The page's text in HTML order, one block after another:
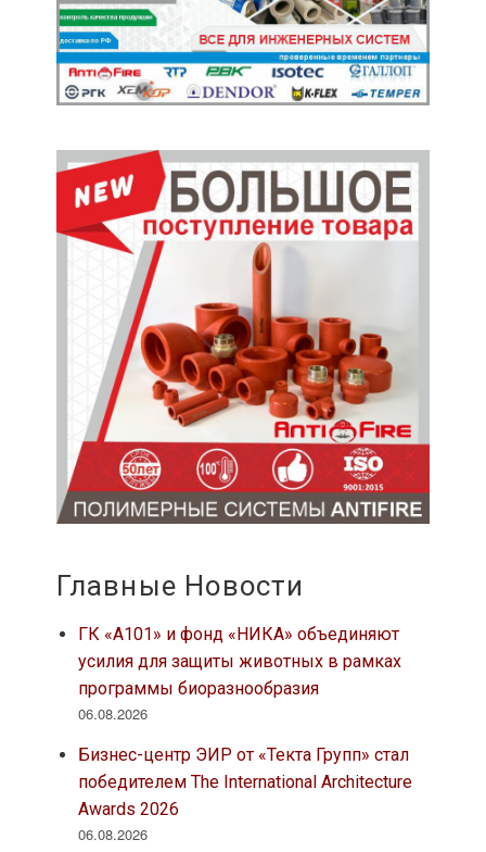
Главные Новости
ГК «А101» и фонд «НИКА» объединяют
усилия для защиты животных в рамках
программы биоразнообразия
06.08.2026
Бизнес-центр ЭИР от «Текта Групп» стал
победителем The International Architecture
Awards 2026
06.08.2026